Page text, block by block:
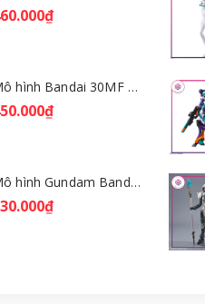
Mô hình Bandai 30MF Rosan Wizard [GDB] [30MF]
Mô hình Gundam Bandai HGGQ Xavier's Gyan Hakuji-Packs 1/144 [GDB] [BHG]